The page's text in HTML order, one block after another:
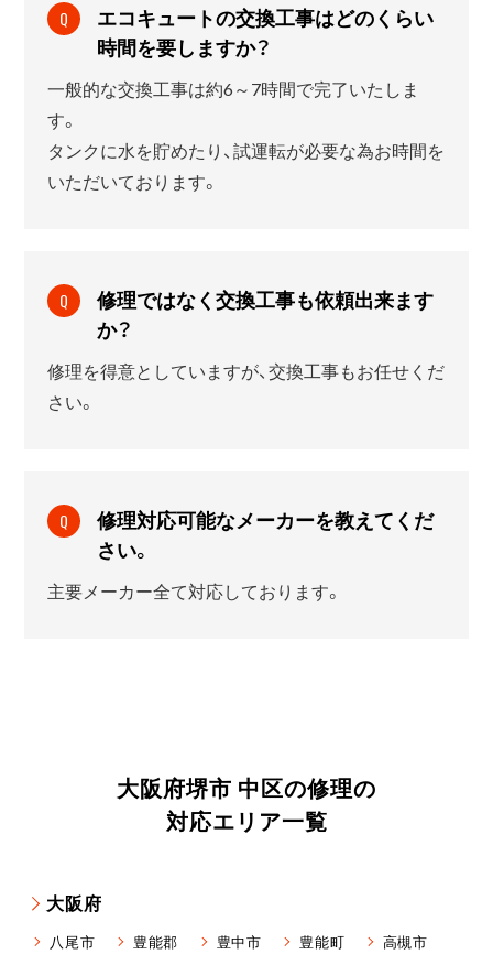
Q
エコキュートの交換工事はどのくらい
時間を要しますか？
一般的な交換工事は約6～7時間で完了いたしま
す。
タンクに水を貯めたり、試運転が必要な為お時間を
いただいております。
Q
修理ではなく交換工事も依頼出来ます
か？
修理を得意としていますが、交換工事もお任せくだ
さい。
Q
修理対応可能なメーカーを教えてくだ
さい。
主要メーカー全て対応しております。
大阪府堺市 中区の修理の
対応エリア一覧
大阪府
八尾市 豊能郡 豊中市 豊能町
高槻市